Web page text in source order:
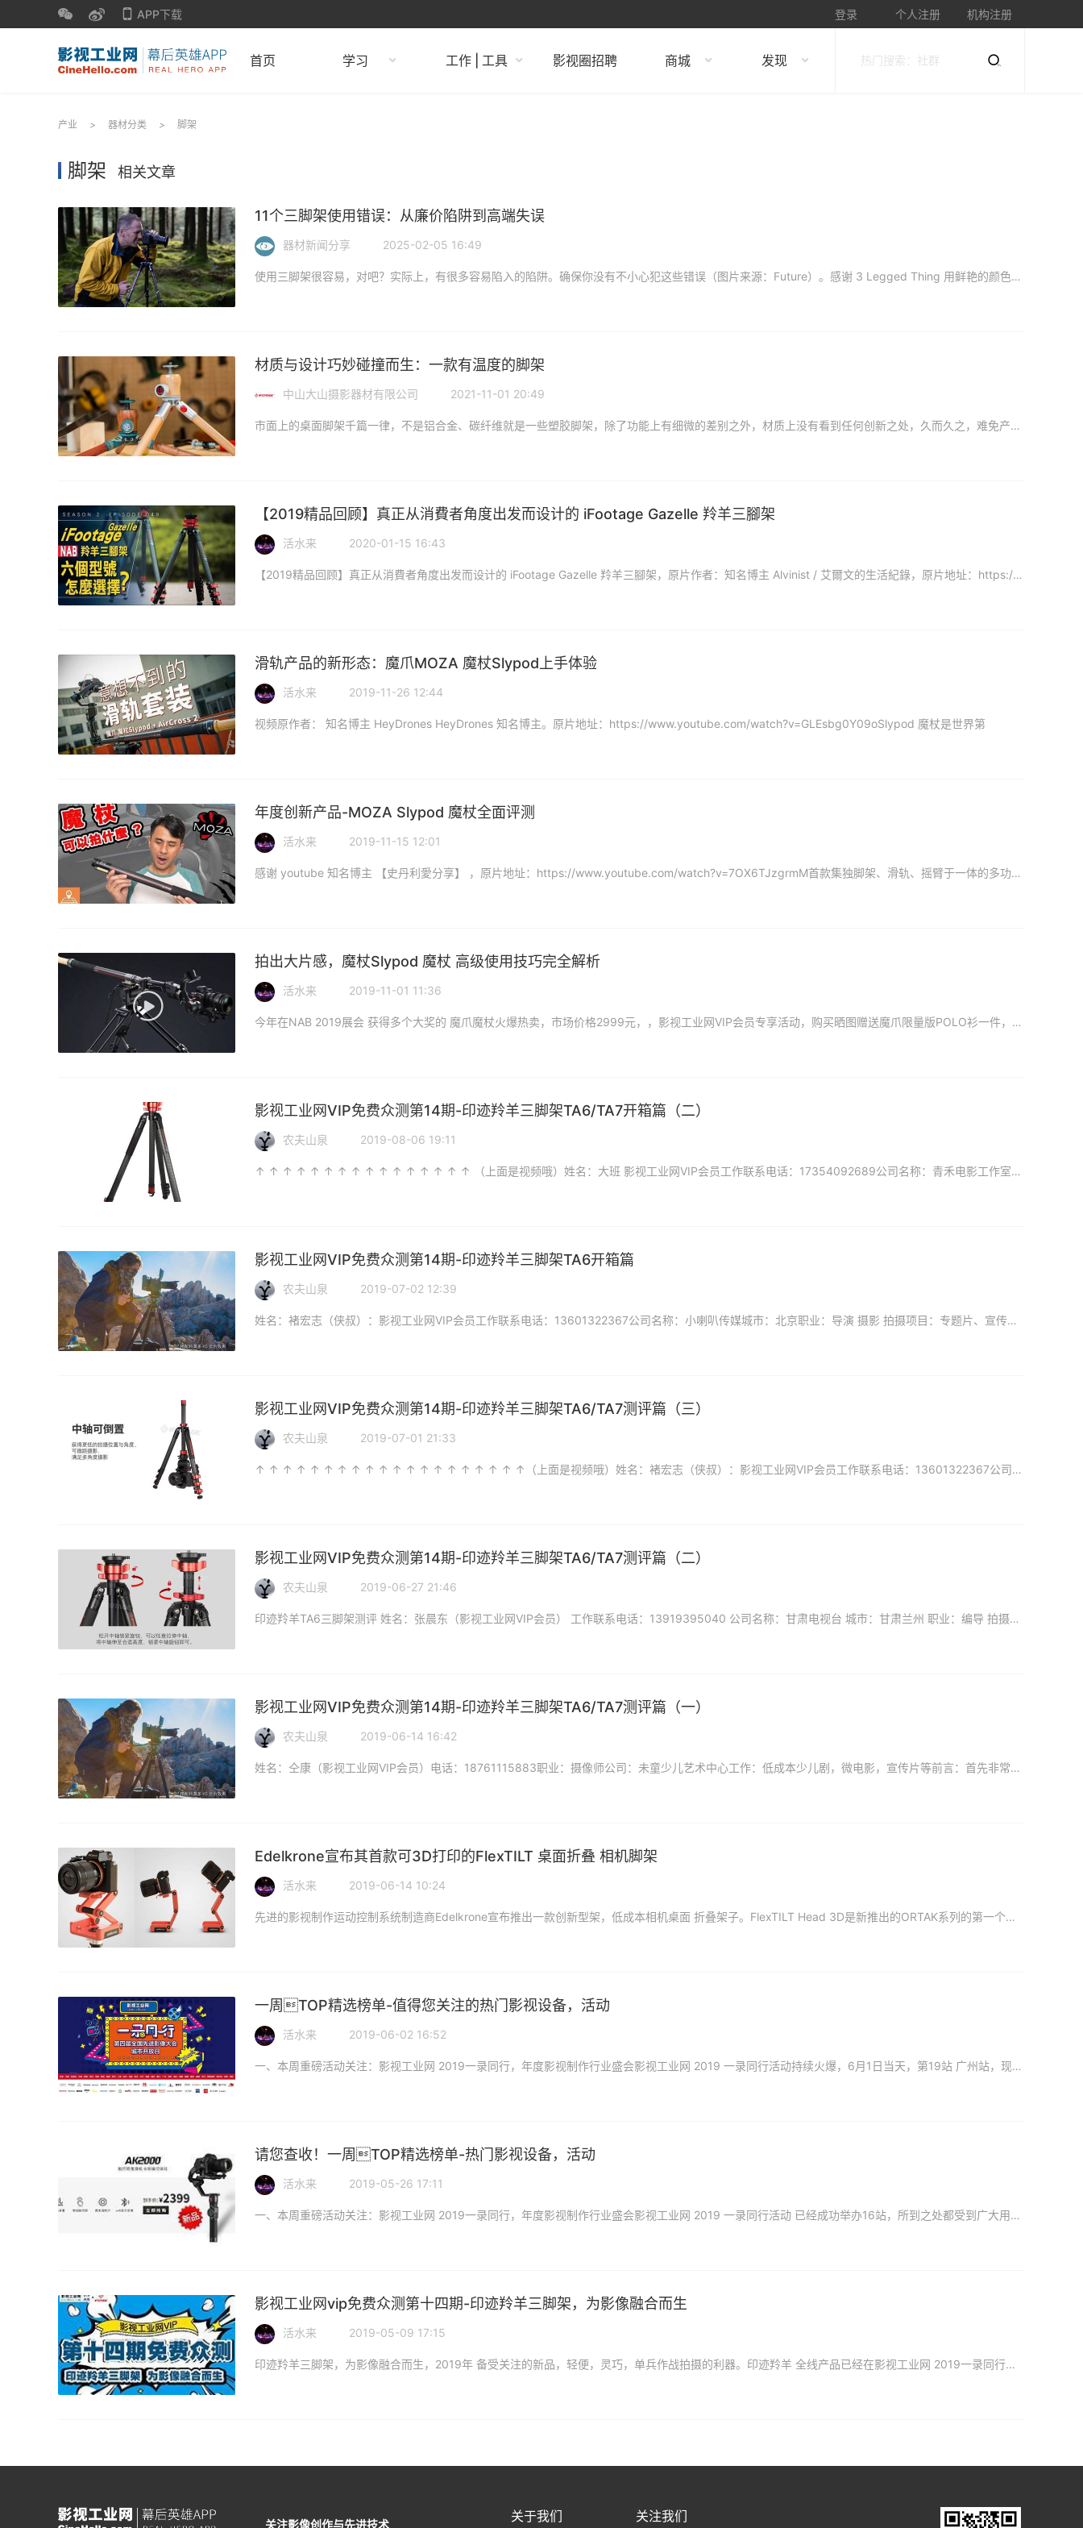
APP下载 登录 个人注册 机构注册
首页 学习 工作 | 工具 影视圈招聘 商城 发现
产业 > 器材分类 > 脚架
脚架 相关文章
11个三脚架使用错误：从廉价陷阱到高端失误
器材新闻分享 2025-02-05 16:49
使用三脚架很容易，对吧？实际上，有很多容易陷入的陷阱。确保你没有不小心犯这些错误（图片来源：Future）。感谢 3 Legged Thing 用鲜艳的颜色和名字让三脚架的世界变得有趣，因为——像许多
材质与设计巧妙碰撞而生：一款有温度的脚架
中山大山摄影器材有限公司 2021-11-01 20:49
市面上的桌面脚架千篇一律，不是铝合金、碳纤维就是一些塑胶脚架，除了功能上有细微的差别之外，材质上没有看到任何创新之处，久而久之，难免产生审美疲劳。恰逢印迹十周年来临之际，为了回馈新老客户的支持与信赖，
【2019精品回顾】真正从消費者角度出发而设计的 iFootage Gazelle 羚羊三腳架
活水来 2020-01-15 16:43
【2019精品回顾】真正从消費者角度出发而设计的 iFootage Gazelle 羚羊三腳架，原片作者：知名博主 Alvinist / 艾爾文的生活紀錄，原片地址：https://www.youtu
滑轨产品的新形态：魔爪MOZA 魔杖Slypod上手体验
活水来 2019-11-26 12:44
视频原作者： 知名博主 HeyDrones HeyDrones 知名博主。原片地址：https://www.youtube.com/watch?v=GLEsbg0Y09oSlypod 魔杖是世界第
年度创新产品-MOZA Slypod 魔杖全面评测
活水来 2019-11-15 12:01
感谢 youtube 知名博主 【史丹利愛分享】 ，原片地址：https://www.youtube.com/watch?v=7OX6TJzgrmM首款集独脚架、滑轨、摇臂于一体的多功能智能电子辅助拍
拍出大片感，魔杖Slypod 魔杖 高级使用技巧完全解析
活水来 2019-11-01 11:36
今年在NAB 2019展会 获得多个大奖的 魔爪魔杖火爆热卖，市场价格2999元，，影视工业网VIP会员专享活动，购买晒图赠送魔爪限量版POLO衫一件，购买地址：https://107cine.com
影视工业网VIP免费众测第14期-印迹羚羊三脚架TA6/TA7开箱篇（二）
农夫山泉 2019-08-06 19:11
↑ ↑ ↑ ↑ ↑ ↑ ↑ ↑ ↑ ↑ ↑ ↑ ↑ ↑ ↑ ↑ （上面是视频哦）姓名：大班 影视工业网VIP会员工作联系电话：17354092689公司名称：青禾电影工作室城市：合肥职业：摄影&nb
影视工业网VIP免费众测第14期-印迹羚羊三脚架TA6开箱篇
农夫山泉 2019-07-02 12:39
姓名：褚宏志（侠叔）：影视工业网VIP会员工作联系电话：13601322367公司名称：小喇叭传媒城市：北京职业：导演 摄影 拍摄项目：专题片、宣传片、MV、微电影、广告、纪录片
影视工业网VIP免费众测第14期-印迹羚羊三脚架TA6/TA7测评篇（三）
农夫山泉 2019-07-01 21:33
↑ ↑ ↑ ↑ ↑ ↑ ↑ ↑ ↑ ↑ ↑ ↑ ↑ ↑ ↑ ↑ ↑ ↑ ↑ ↑（上面是视频哦） 姓名：褚宏志（侠叔）：影视工业网VIP会员工作联系电话：13601322367公司名称：小喇叭传媒城市
影视工业网VIP免费众测第14期-印迹羚羊三脚架TA6/TA7测评篇（二）
农夫山泉 2019-06-27 21:46
印迹羚羊TA6三脚架测评 姓名：张晨东（影视工业网VIP会员） 工作联系电话：13919395040 公司名称：甘肃电视台 城市：甘肃兰州 职业：编导 拍摄项目：专题片、宣传片、MV、微电影、广告、纪
影视工业网VIP免费众测第14期-印迹羚羊三脚架TA6/TA7测评篇（一）
农夫山泉 2019-06-14 16:42
姓名：仝康（影视工业网VIP会员）电话：18761115883职业：摄像师公司：未童少儿艺术中心工作：低成本少儿剧，微电影，宣传片等前言：首先非常感谢影视工业网提供的众测机会，刚拿到手就感受到了影视工
Edelkrone宣布其首款可3D打印的FlexTILT 桌面折叠 相机脚架
活水来 2019-06-14 10:24
先进的影视制作运动控制系统制造商Edelkrone宣布推出一款创新型架，低成本相机桌面 折叠架子。FlexTILT Head 3D是新推出的ORTAK系列的第一个版本。ORTAK是一种联合制造方法，具
一周TOP精选榜单-值得您关注的热门影视设备，活动
活水来 2019-06-02 16:52
一、本周重磅活动关注：影视工业网 2019一录同行，年度影视制作行业盛会影视工业网 2019 一录同行活动持续火爆，6月1日当天，第19站 广州站，现场超千人参与。6月3日 深圳站 9点30在 深圳国
请您查收！一周TOP精选榜单-热门影视设备，活动
活水来 2019-05-26 17:11
一、本周重磅活动关注：影视工业网 2019一录同行，年度影视制作行业盛会影视工业网 2019 一录同行活动 已经成功举办16站，所到之处都受到广大用户的极大关注，场场爆满！第17站 5月27日福州站
影视工业网vip免费众测第十四期-印迹羚羊三脚架，为影像融合而生
活水来 2019-05-09 17:15
印迹羚羊三脚架，为影像融合而生，2019年 备受关注的新品，轻便，灵巧，单兵作战拍摄的利器。印迹羚羊 全线产品已经在影视工业网 2019一录同行展出，您可以前往体验。年度影视制作行业最大盛会，影视工业
关注影像创作与先进技术
关于我们 关注我们